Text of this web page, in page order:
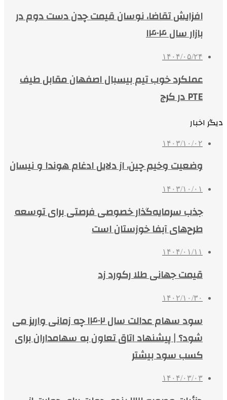
افزایش تقاضا، نوسان قیمت چدن دست دوم در
بازار سال ۱۴۰۴
۱۴۰۴/۰۵/۲۴
عملکرد خوب تیم بیسبال اصفهان مقابل طیف
PTE در کرج
دیگر اخبار
۱۴۰۳/۱۰/۰۲
وضعیت وخیم چین، از دلایل ادغام هوندا و نیسان
۱۴۰۳/۱۰/۰۱
جذب سرمایه‌گذار خصوصی فرصتی برای توسعه
طرح‌های آبفا خوزستان است
۱۴۰۴/۰۱/۱۱
قیمت جهانی طلا رکورد زد
۱۴۰۲/۱۰/۳۰
سود سهام عدالت سال ۱۴۰۲ چه زمانی واریز می
شود؟ | پیشنهاد اتاق تعاون به سهامداران برای
کسب سود بیشتر
۱۴۰۴/۰۳/۰۳